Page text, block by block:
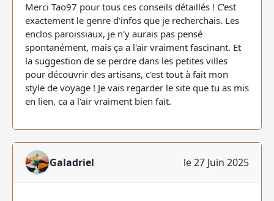
Merci Tao97 pour tous ces conseils détaillés ! C'est
exactement le genre d'infos que je recherchais. Les
enclos paroissiaux, je n'y aurais pas pensé
spontanément, mais ça a l'air vraiment fascinant. Et
la suggestion de se perdre dans les petites villes
pour découvrir des artisans, c'est tout à fait mon
style de voyage ! Je vais regarder le site que tu as mis
en lien, ca a l'air vraiment bien fait.
Galadriel le 27 Juin 2025